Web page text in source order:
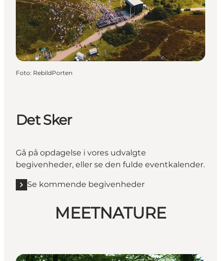
Foto: RebildPorten
Det Sker
Gå på opdagelse i vores udvalgte
begivenheder, eller se den fulde eventkalender.
Se kommende begivenheder
MEETNATURE